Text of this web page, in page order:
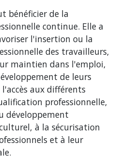
bénéficier de la
continue. Elle a
l'insertion ou la
des travailleurs,
maintien dans l'emploi,
de leurs
aux différents
professionnelle,
développement
à la sécurisation
et à leur